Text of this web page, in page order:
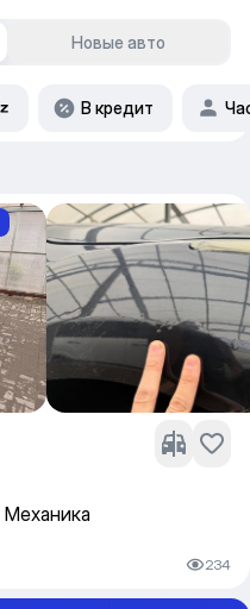
Новые авто
В кредит
Механика
234